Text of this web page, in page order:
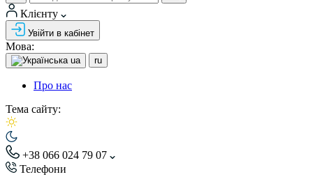
Клієнту
Увійти в кабінет
Мова:
ua ru
Про нас
Тема сайту:
+38 066 024 79 07
Телефони